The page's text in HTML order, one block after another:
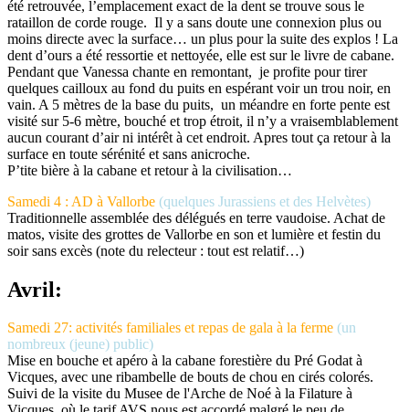
été retrouvée, l’emplacement exact de la dent se trouve sous le
rataillon de corde rouge. Il y a sans doute une connexion plus ou
moins directe avec la surface… un plus pour la suite des explos ! La
dent d’ours a été ressortie et nettoyée, elle est sur le livre de cabane.
Pendant que Vanessa chante en remontant, je profite pour tirer
quelques cailloux au fond du puits en espérant voir un trou noir, en
vain. A 5 mètres de la base du puits, un méandre en forte pente est
visité sur 5-6 mètre, bouché et trop étroit, il n’y a vraisemblablement
aucun courant d’air ni intérêt à cet endroit. Apres tout ça retour à la
surface en toute sérénité et sans anicroche.
P’tite bière à la cabane et retour à la civilisation…
Samedi 4 : AD à Vallorbe (quelques Jurassiens et des Helvètes)
Traditionnelle assemblée des délégués en terre vaudoise. Achat de
matos, visite des grottes de Vallorbe en son et lumière et festin du
soir sans excès (note du relecteur : tout est relatif…)
Avril:
Samedi 27: activités familiales et repas de gala à la ferme (un
nombreux (jeune) public)
Mise en bouche et apéro à la cabane forestière du Pré Godat à
Vicques, avec une ribambelle de bouts de chou en cirés colorés.
Suivi de la visite du Musee de l'Arche de Noé à la Filature à